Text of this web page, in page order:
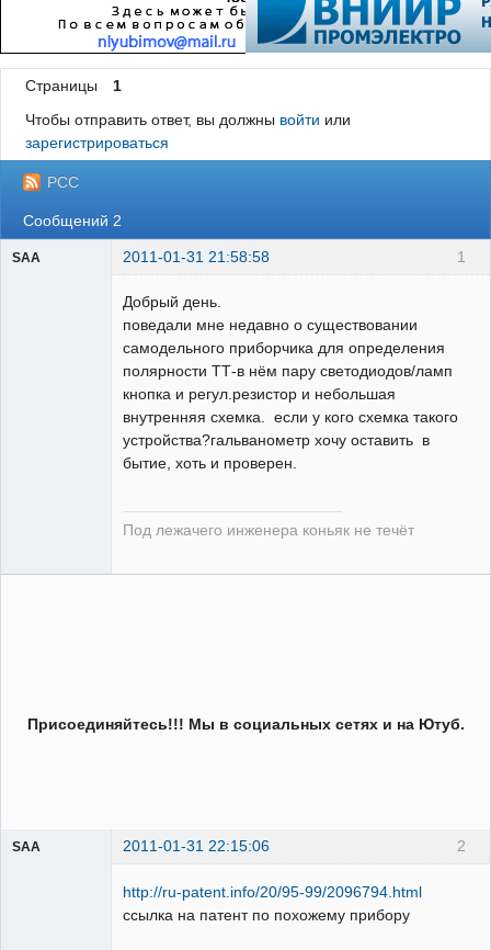
Страницы
1
Чтобы отправить ответ, вы должны войти или
зарегистрироваться
РСС
Сообщений 2
1
SAA 2011-01-31 21:58:58
Добрый день.
поведали мне недавно о существовании
самодельного приборчика для определения
полярности ТТ-в нём пару светодиодов/ламп
кнопка и регул.резистор и небольшая
внутренняя схемка. если у кого схемка такого
устройства?гальванометр хочу оставить в
бытие, хоть и проверен.
Под лежачего инженера коньяк не течёт
Присоединяйтесь!!! Мы в социальных сетях и на Ютуб.
2
SAA 2011-01-31 22:15:06
http://ru-patent.info/20/95-99/2096794.html
ссылка на патент по похожему прибору